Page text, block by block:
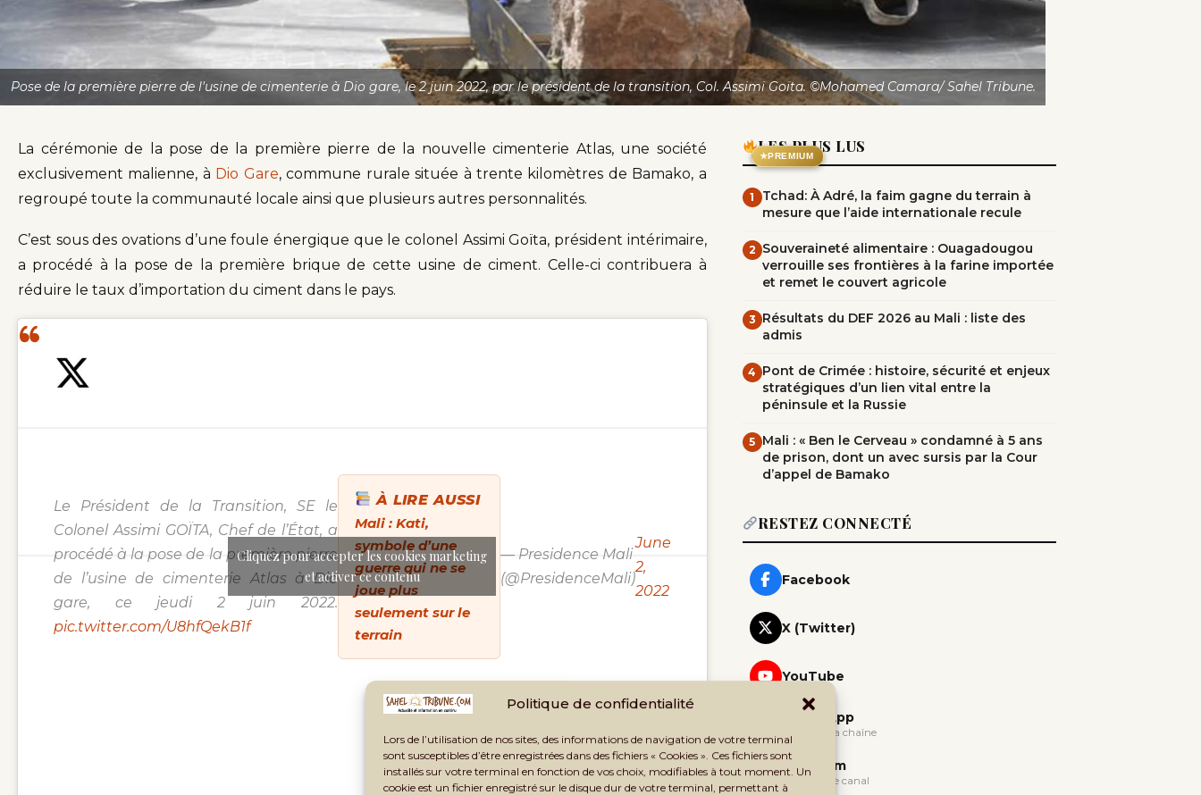
Politique de confidentialité
Lors de l’utilisation de nos sites, des informations de navigation de votre terminal
sont susceptibles d’être enregistrées dans des fichiers « Cookies ». Ces fichiers sont
installés sur votre terminal en fonction de vos choix, modifiables à tout moment. Un
cookie est un fichier enregistré sur le disque dur de votre terminal, permettant à
Pose de la première pierre de l'usine de cimenterie à Dio gare, le 2 juin 2022, par le président de la transition, Col. Assimi Goïta. ©Mohamed Camara/ Sahel Tribune.
La cérémonie de la pose de la première pierre de la nouvelle cimenterie Atlas, une société
exclusivement malienne, à Dio Gare, commune rurale située à trente kilomètres de Bamako, a
regroupé toute la communauté locale ainsi que plusieurs autres personnalités.
C’est sous des ovations d’une foule énergique que le colonel Assimi Goïta, président intérimaire,
a procédé à la pose de la première brique de cette usine de ciment. Celle-ci contribuera à
réduire le taux d’importation du ciment dans le pays.
Le Président de la Transition, SE le
Colonel Assimi GOÏTA, Chef de l’État, a
procédé à la pose de la première pierre
de l’usine de cimenterie Atlas à Dio
gare, ce jeudi 2 juin 2022.
pic.twitter.com/U8hfQekB1f
À LIRE AUSSI
Mali : Kati,
symbole d’une
guerre qui ne se
joue plus
seulement sur le
terrain
— Presidence Mali
(@PresidenceMali)
June
2,
2022
Cliquez pour accepter les cookies marketing
et activer ce contenu
★PREMIUM
LES PLUS LUS
1
Tchad: À Adré, la faim gagne du terrain à
mesure que l’aide internationale recule
2 Souveraineté alimentaire : Ouagadougou
verrouille ses frontières à la farine importée
et remet le couvert agricole
3 Résultats du DEF 2026 au Mali : liste des
admis
4 Pont de Crimée : histoire, sécurité et enjeux
stratégiques d’un lien vital entre la
péninsule et la Russie
5 Mali : « Ben le Cerveau » condamné à 5 ans
de prison, dont un avec sursis par la Cour
d’appel de Bamako
RESTEZ CONNECTÉ
Facebook
X (Twitter)
YouTube
WhatsApp
Rejoindre la chaîne
Telegram
Rejoindre le canal